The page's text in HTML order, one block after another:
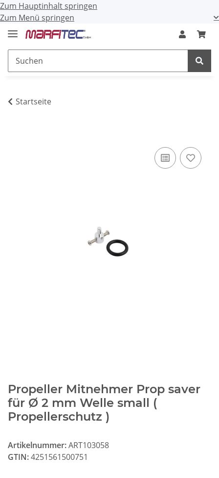
Zum Hauptinhalt springen
Zum Menü springen
Startseite
Propeller Mitnehmer Prop saver
für Ø 2 mm Welle small (
Propellerschutz )
Artikelnummer:ART103058
GTIN:4251561500751